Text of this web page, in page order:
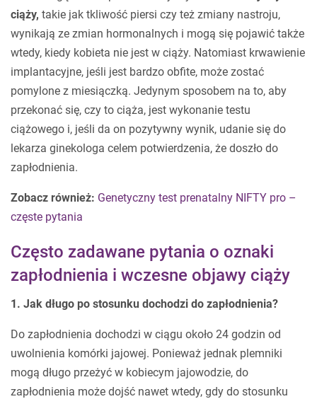
ciąży, takie jak tkliwość piersi czy też zmiany nastroju,
wynikają ze zmian hormonalnych i mogą się pojawić także
wtedy, kiedy kobieta nie jest w ciąży. Natomiast krwawienie
implantacyjne, jeśli jest bardzo obfite, może zostać
pomylone z miesiączką. Jedynym sposobem na to, aby
przekonać się, czy to ciąża, jest wykonanie testu
ciążowego i, jeśli da on pozytywny wynik, udanie się do
lekarza ginekologa celem potwierdzenia, że doszło do
zapłodnienia.
Zobacz również: Genetyczny test prenatalny NIFTY pro –
częste pytania
Często zadawane pytania o oznaki
zapłodnienia i wczesne objawy ciąży
1. Jak długo po stosunku dochodzi do zapłodnienia?
Do zapłodnienia dochodzi w ciągu około 24 godzin od
uwolnienia komórki jajowej. Ponieważ jednak plemniki
mogą długo przeżyć w kobiecym jajowodzie, do
zapłodnienia może dojść nawet wtedy, gdy do stosunku